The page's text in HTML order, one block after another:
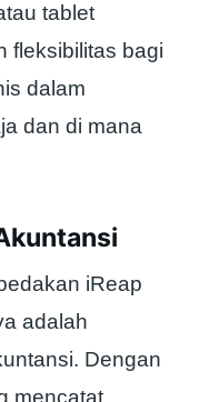
tablet
fleksibilitas bagi
dalam
dan di mana
iReap
adalah
Dengan
mencatat